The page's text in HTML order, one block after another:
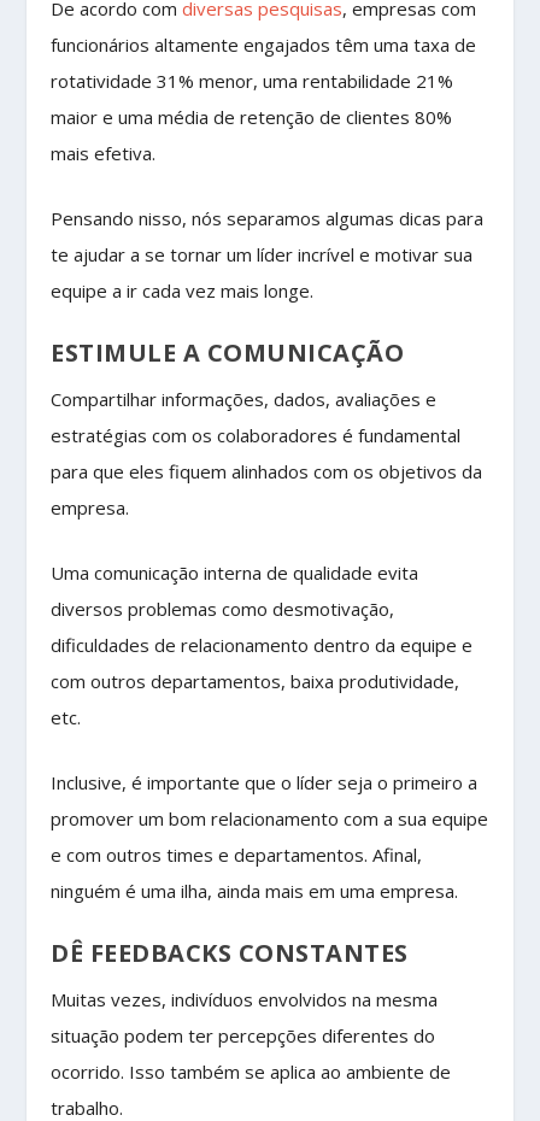
De acordo com diversas pesquisas, empresas com
funcionários altamente engajados têm uma taxa de
rotatividade 31% menor, uma rentabilidade 21%
maior e uma média de retenção de clientes 80%
mais efetiva.
Pensando nisso, nós separamos algumas dicas para
te ajudar a se tornar um líder incrível e motivar sua
equipe a ir cada vez mais longe.
ESTIMULE A COMUNICAÇÃO
Compartilhar informações, dados, avaliações e
estratégias com os colaboradores é fundamental
para que eles fiquem alinhados com os objetivos da
empresa.
Uma comunicação interna de qualidade evita
diversos problemas como desmotivação,
dificuldades de relacionamento dentro da equipe e
com outros departamentos, baixa produtividade,
etc.
Inclusive, é importante que o líder seja o primeiro a
promover um bom relacionamento com a sua equipe
e com outros times e departamentos. Afinal,
ninguém é uma ilha, ainda mais em uma empresa.
DÊ FEEDBACKS CONSTANTES
Muitas vezes, indivíduos envolvidos na mesma
situação podem ter percepções diferentes do
ocorrido. Isso também se aplica ao ambiente de
trabalho.